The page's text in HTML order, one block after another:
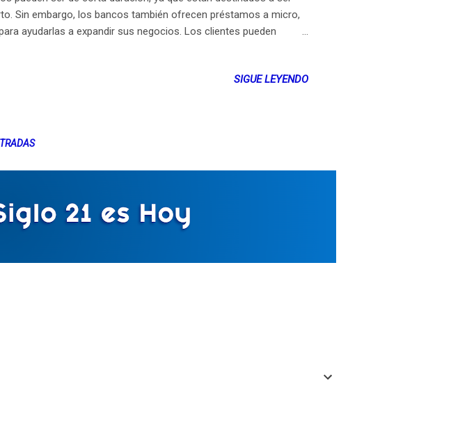
Sin embargo, los bancos también ofrecen préstamos a micro,
ayudarlas a expandir sus negocios. Los clientes pueden
y otras instituciones financieras. Como se indicóSIGUE LEYENDO